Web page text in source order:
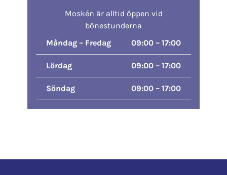
Moskén är alltid öppen vid
bönestunderna
Måndag – Fredag
09:00 – 17:00
Lördag 09:00 – 17:00
Söndag 09:00 – 17:00